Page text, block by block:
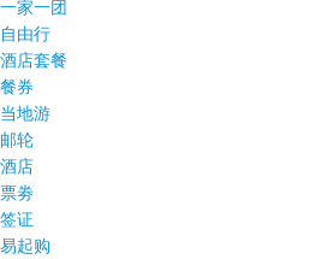
一家一团
自由行
酒店套餐
餐券
当地游
邮轮
酒店
票劵
签证
易起购